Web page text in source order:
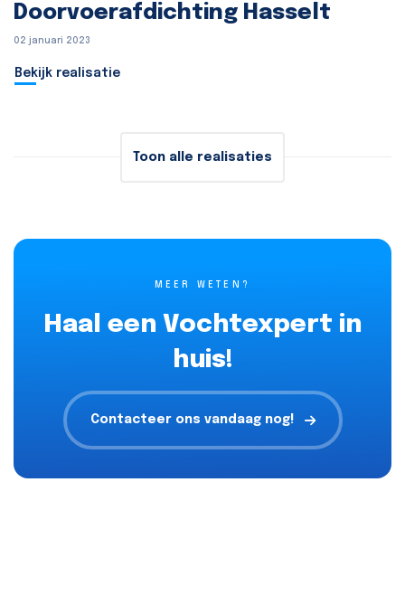
Doorvoerafdichting Hasselt
02 januari 2023
Bekijk realisatie
Toon alle realisaties
MEER WETEN?
Haal een Vochtexpert in
huis!
Contacteer ons vandaag nog!